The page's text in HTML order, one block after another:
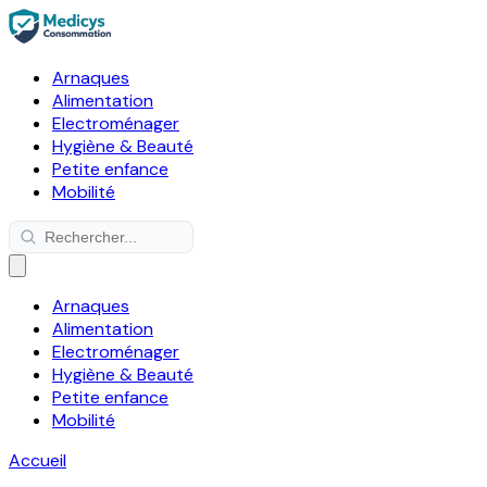
Arnaques
Alimentation
Electroménager
Hygiène & Beauté
Petite enfance
Mobilité
Arnaques
Alimentation
Electroménager
Hygiène & Beauté
Petite enfance
Mobilité
Accueil